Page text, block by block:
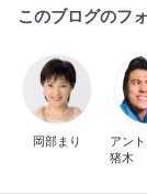
このブログのフ
岡部まり
アン
猪木